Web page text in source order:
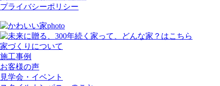
プライバシーポリシー
家づくりについて
施工事例
お客様の声
見学会・イベント